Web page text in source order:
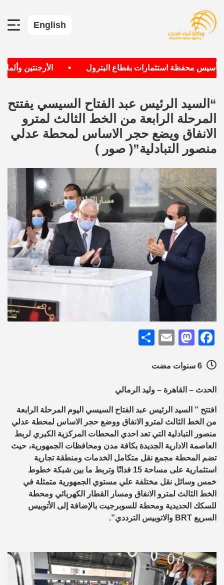
English
محفظة استثمارات بقطاع البترول • الأرجنتين وألمانيا
“السيد الرئيس عبد الفتاح السيسي يفتتح
المرحلة الرابعة من الخط الثالث لمترو
الانفاق ويضع حجر الاساس لمحطة عدلي
منصور التبادلية”( صور )
Facebook
Mastodon
Email
الحدث – القاهرة – وليد الرمالي
افتتح ” السيد الرئيس عبد الفتاح السيسي اليوم المرحلة الرابعة
من الخط الثالث لمترو الانفاق ووضع حجر الاساس لمحطة عدلي
منصور التبادلية التي تعد احدي المحطات المركزية الكبري لربط
العاصمة الادارية الجديدة بكافة مدن ومحافظات الجمهورية، حيث
تضم المحطة مجمع نقل متكامل الخدمات ومنطقة تجارية
استثمارية على مساحة 15 فدانًا وتربط ما بين شبكة خطوط
خمس وسائل نقل مختلفة علي مستوي الجمهورية متمثلة في
الخط الثالث لمترو الانفاق ومسار القطار الكهربائي ومحطة
للسكك الحديدية ومحطة للسوبرجيت بالإضافة إلى الأتوبيس
السريع BRT والاتوبيس الترددي”.